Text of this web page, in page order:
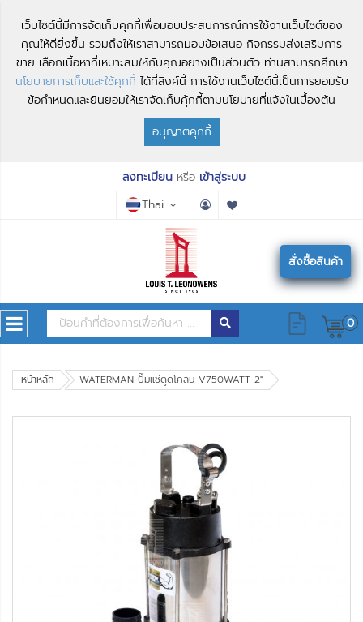
เว็บไซต์นี้มีการจัดเก็บคุกกี้เพื่อมอบประสบการณ์การใช้งานเว็บไซต์ของ
คุณให้ดียิ่งขึ้น รวมถึงให้เราสามารถมอบข้อเสนอ กิจกรรมส่งเสริมการ
ขาย เลือกเนื้อหาที่เหมาะสมให้กับคุณอย่างเป็นส่วนตัว ท่านสามารถศึกษา
นโยบายการเก็บและใช้คุกกี้ ได้ที่ลิงค์นี้ การใช้งานเว็บไซต์นี้เป็นการยอมรับ
ข้อกำหนดและยินยอมให้เราจัดเก็บคุ้กกี้ตามนโยบายที่แจ้งในเบื้องต้น
อนุญาตคุกกี้
ลงทะเบียนหรือ เข้าสู่ระบบ
Thai
สั่งซื้อสินค้า
0
หน้าหลัก WATERMAN ปั๊มแช่ดูดโคลน V750WATT 2"